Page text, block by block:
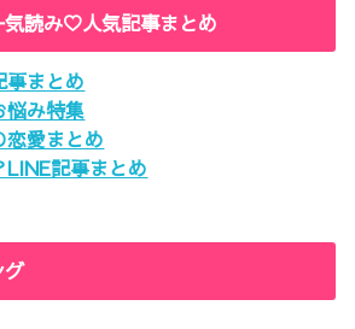
読み♡人気記事まとめ
まとめ
み特集
愛まとめ
記事まとめ